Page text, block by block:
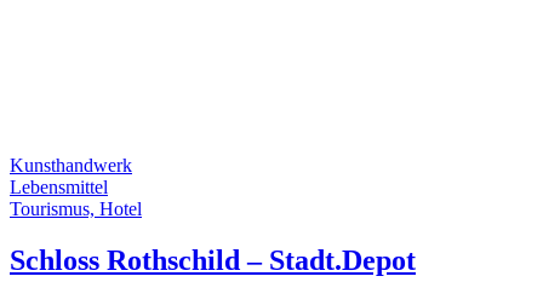
Kunsthandwerk
Lebensmittel
Tourismus, Hotel
Schloss Rothschild – Stadt.Depot